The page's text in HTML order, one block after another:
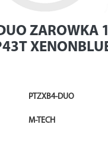
ZAROWKA
PTZXB4-DUO
M-TECH